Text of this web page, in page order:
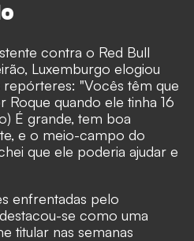
contra o Red Bull
Luxemburgo elogiou
"Vocês têm que
Roque quando ele tinha 16
É grande, tem boa
e o meio-campo do
que ele poderia ajudar e
enfrentadas pelo
se como uma
titular nas semanas